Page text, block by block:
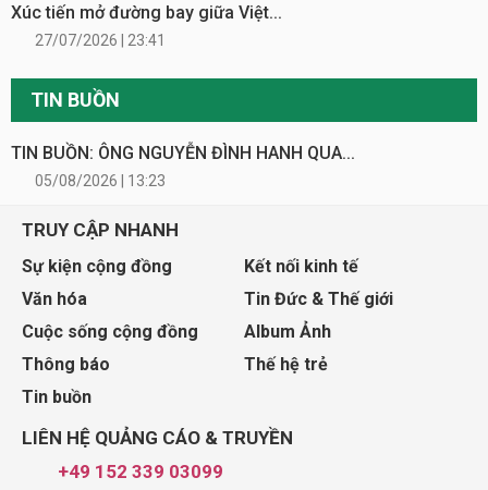
Xúc tiến mở đường bay giữa Việt...
27/07/2026 | 23:41
TIN BUỒN
TIN BUỒN: ÔNG NGUYỄN ĐÌNH HANH QUA...
05/08/2026 | 13:23
TRUY CẬP NHANH
Sự kiện cộng đồng
Kết nối kinh tế
Văn hóa
Tin Đức & Thế giới
Cuộc sống cộng đồng
Album Ảnh
Thông báo
Thế hệ trẻ
Tin buồn
LIÊN HỆ QUẢNG CÁO & TRUYỀN
+49 152 339 03099